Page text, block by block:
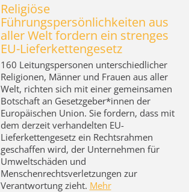
Religiöse
Führungspersönlichkeiten aus
aller Welt fordern ein strenges
EU-Lieferkettengesetz
160 Leitungspersonen unterschiedlicher
Religionen, Männer und Frauen aus aller
Welt, richten sich mit einer gemeinsamen
Botschaft an Gesetzgeber*innen der
Europäischen Union. Sie fordern, dass mit
dem derzeit verhandelten EU-
Lieferkettengesetz ein Rechtsrahmen
geschaffen wird, der Unternehmen für
Umweltschäden und
Menschenrechtsverletzungen zur
Verantwortung zieht. Mehr